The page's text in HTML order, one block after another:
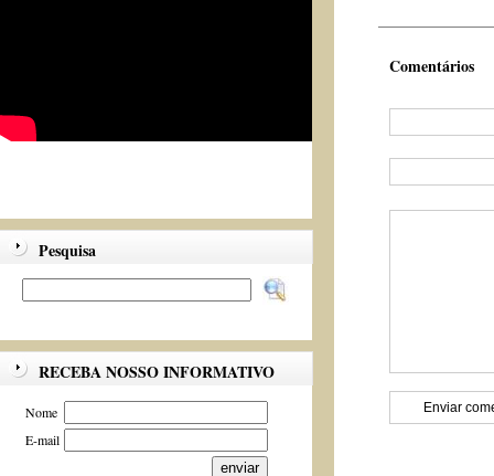
Pesquisa
RECEBA NOSSO INFORMATIVO
Nome
E-mail
Comentários